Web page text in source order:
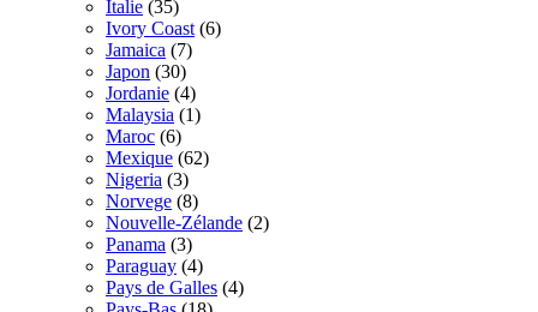
Italie (35)
Ivory Coast (6)
Jamaica (7)
Japon (30)
Jordanie (4)
Malaysia (1)
Maroc (6)
Mexique (62)
Nigeria (3)
Norvege (8)
Nouvelle-Zélande (2)
Panama (3)
Paraguay (4)
Pays de Galles (4)